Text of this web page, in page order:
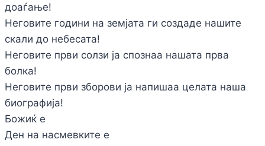
доаѓање!
Неговите години на земјата ги создаде нашите
скали до небесата!
Неговите први солзи ја спознаа нашата прва
болка!
Неговите први зборови ја напишаа целата наша
биографија!
Божиќ е
Ден на насмевките е